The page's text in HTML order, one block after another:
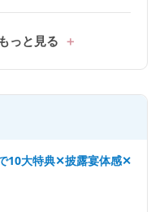
っと見る
10大特典✕披露宴体感✕